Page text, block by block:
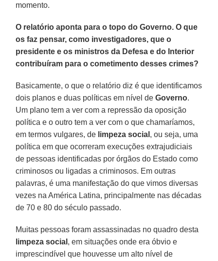
momento.
O relatório aponta para o topo do Governo. O que
os faz pensar, como investigadores, que o
presidente e os ministros da Defesa e do Interior
contribuíram para o cometimento desses crimes?
Basicamente, o que o relatório diz é que identificamos
dois planos e duas políticas em nível deGoverno.
Um plano tem a ver com a repressão da oposição
política e o outro tem a ver com o que chamaríamos,
em termos vulgares, de limpeza social , ou seja, uma
política em que ocorreram execuções extrajudiciais
de pessoas identificadas por órgãos do Estado como
criminosos ou ligadas a criminosos. Em outras
palavras, é uma manifestação do que vimos diversas
vezes na América Latina, principalmente nas décadas
de 70 e 80 do século passado.
Muitas pessoas foram assassinadas no quadro desta
limpeza social , em situações onde era óbvio e
imprescindível que houvesse um alto nível de